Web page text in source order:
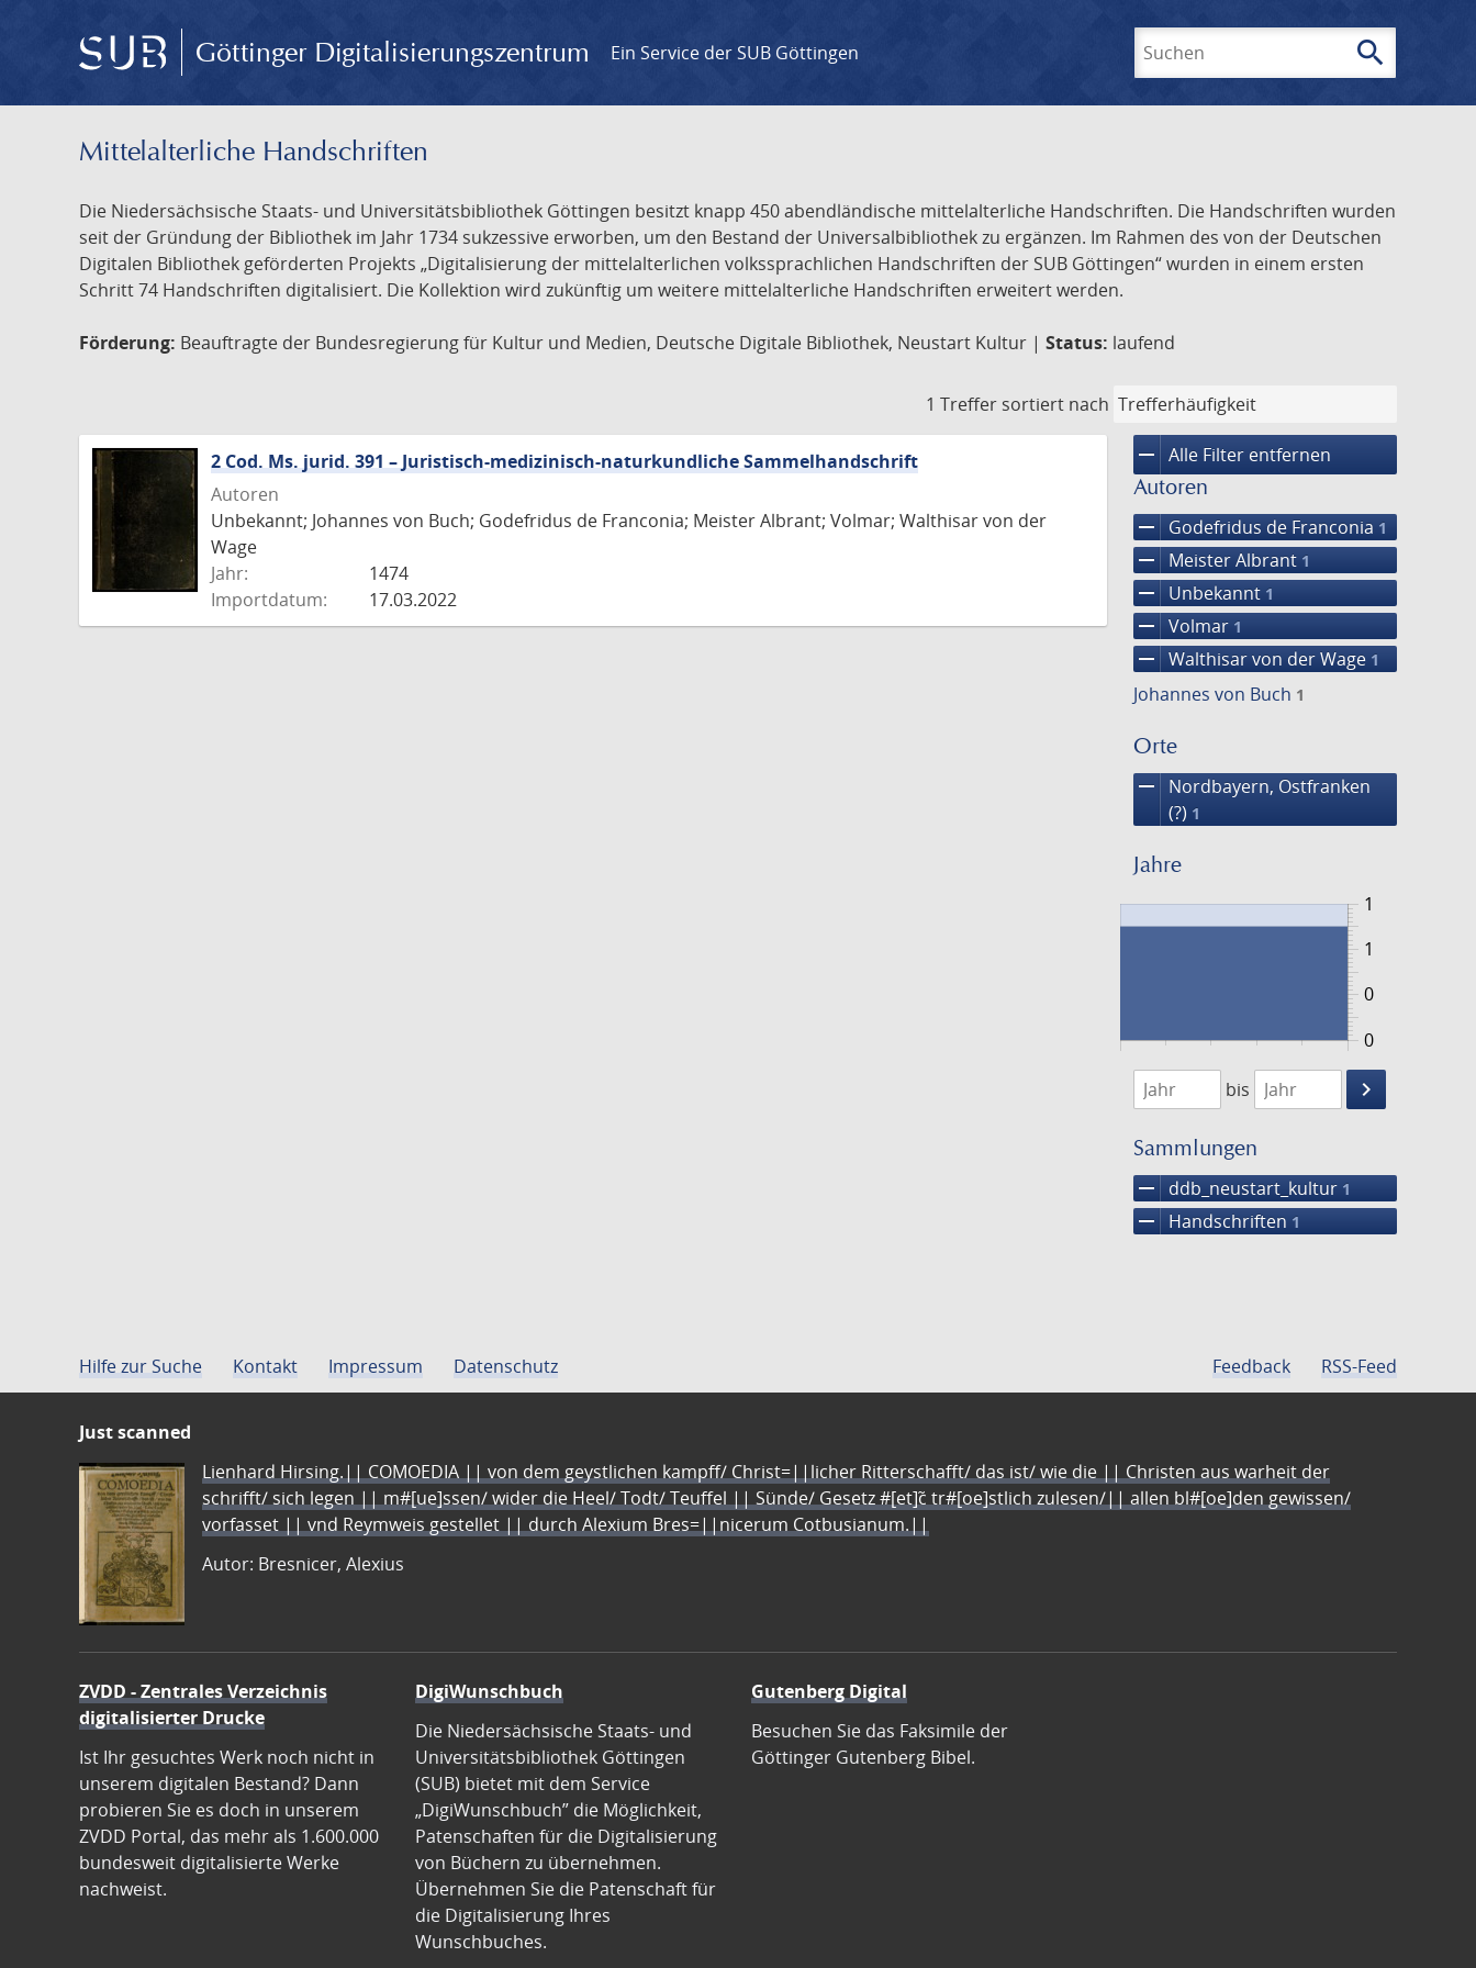
Göttinger Digitalisierungszentrum Ein Service der SUB Göttingen search
Mittelalterliche Handschriften
Die Niedersächsische Staats- und Universitätsbibliothek Göttingen besitzt knapp 450 abendländische mittelalterliche Handschriften. Die Handschriften wurden
seit der Gründung der Bibliothek im Jahr 1734 sukzessive erworben, um den Bestand der Universalbibliothek zu ergänzen. Im Rahmen des von der Deutschen
Digitalen Bibliothek geförderten Projekts „Digitalisierung der mittelalterlichen volkssprachlichen Handschriften der SUB Göttingen“ wurden in einem ersten
Schritt 74 Handschriften digitalisiert. Die Kollektion wird zukünftig um weitere mittelalterliche Handschriften erweitert werden.
Förderung: Beauftragte der Bundesregierung für Kultur und Medien, Deutsche Digitale Bibliothek, Neustart Kultur | Status: laufend
1 Treffer sortiert nach
remove Alle Filter entfernen
Autoren
remove Godefridus de Franconia 1
remove Meister Albrant 1
remove Unbekannt 1
remove Volmar 1
remove Walthisar von der Wage 1
Johannes von Buch 1
Orte
remove
Nordbayern, Ostfranken
(?) 1
Jahre
0
1
0
1
1474
1475
bis
keyboard_arrow_right
Suche
Sammlungen
remove ddb_neustart_kultur 1
remove Handschriften 1
2 Cod. Ms. jurid. 391 – Juristisch-medizinisch-naturkundliche Sammelhandschrift
Autoren
Unbekannt; Johannes von Buch; Godefridus de Franconia; Meister Albrant; Volmar; Walthisar von der
Wage
Jahr:
1474
Importdatum:
17.03.2022
Hilfe zur Suche Kontakt Impressum Datenschutz Feedback RSS-Feed
Just scanned
Lienhard Hirsing.|| COMOEDIA || von dem geystlichen kampff/ Christ=||licher Ritterschafft/ das ist/ wie die || Christen aus warheit der
schrifft/ sich legen || m#[ue]ssen/ wider die Heel/ Todt/ Teuffel || Sünde/ Gesetz #[et]c̃ tr#[oe]stlich zulesen/|| allen bl#[oe]den gewissen/
vorfasset || vnd Reymweis gestellet || durch Alexium Bres=||nicerum Cotbusianum.||
Autor: Bresnicer, Alexius
ZVDD - Zentrales Verzeichnis
digitalisierter Drucke
Ist Ihr gesuchtes Werk noch nicht in
unserem digitalen Bestand? Dann
probieren Sie es doch in unserem
ZVDD Portal, das mehr als 1.600.000
bundesweit digitalisierte Werke
nachweist.
DigiWunschbuch
Die Niedersächsische Staats- und
Universitätsbibliothek Göttingen
(SUB) bietet mit dem Service
„DigiWunschbuch” die Möglichkeit,
Patenschaften für die Digitalisierung
von Büchern zu übernehmen.
Übernehmen Sie die Patenschaft für
die Digitalisierung Ihres
Wunschbuches.
Gutenberg Digital
Besuchen Sie das Faksimile der
Göttinger Gutenberg Bibel.